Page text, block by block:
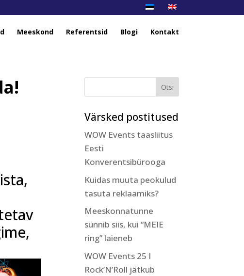
Meeskond Referentsid Blogi Kontakt
Värsked postitused
WOW Events taasliitus
Eesti
Konverentsibürooga
Kuidas muuta peokulud
tasuta reklaamiks?
Meeskonnatunne
sünnib siis, kui “MEIE
ring” laieneb
WOW Events 25 I
Rock’N’Roll jätkub